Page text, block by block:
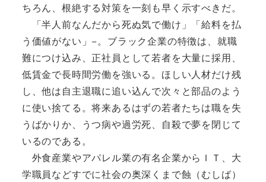
ちろん、根絶する対策を一刻も早く示すべきだ。
「半人前なんだから死ぬ気で働け」「給料を払
う価値がない」−。ブラック企業の特徴は、就職
難につけ込み、正社員として若者を大量に採用、
低賃金で長時間労働を強いる。ほしい人材だけ残
し、他は自主退職に追い込んで次々と部品のよう
に使い捨てる。将来あるはずの若者たちは職を失
うばかりか、うつ病や過労死、自殺で夢を閉じて
いるのである。
外食産業やアパレル業の有名企業からＩＴ、大
学職員などすでに社会の奥深くまで蝕（むしば）